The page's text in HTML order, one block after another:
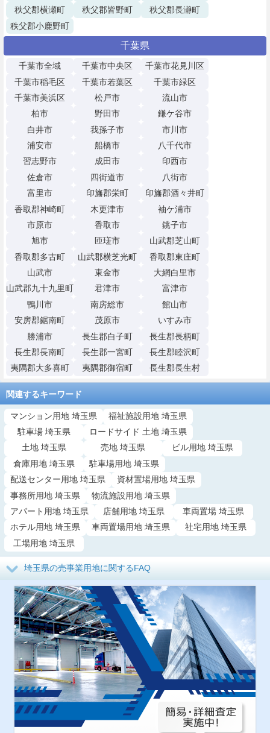
秩父郡横瀬町
秩父郡皆野町
秩父郡長瀞町
秩父郡小鹿野町
千葉県
千葉市全域 千葉市中央区
千葉市花見川区
千葉市稲毛区
千葉市若葉区
千葉市緑区
千葉市美浜区
松戸市
流山市
柏市
野田市
鎌ケ谷市
白井市
我孫子市
市川市
浦安市
船橋市
八千代市
習志野市
成田市
印西市
佐倉市
四街道市
八街市
富里市
印旛郡栄町
印旛郡酒々井町
香取郡神崎町
木更津市
袖ケ浦市
市原市
香取市
銚子市
旭市
匝瑳市
山武郡芝山町
香取郡多古町
山武郡横芝光町
香取郡東庄町
山武市
東金市
大網白里市
山武郡九十九里町
君津市
富津市
鴨川市
南房総市
館山市
安房郡鋸南町
茂原市
いすみ市
勝浦市
長生郡白子町
長生郡長柄町
長生郡長南町
長生郡一宮町
長生郡睦沢町
夷隅郡大多喜町
夷隅郡御宿町 長生郡長生村
関連するキーワード
マンション用地 埼玉県
福祉施設用地 埼玉県
駐車場 埼玉県
ロードサイド 土地 埼玉県
土地 埼玉県
売地 埼玉県
ビル用地 埼玉県
倉庫用地 埼玉県
駐車場用地 埼玉県
配送センター用地 埼玉県
資材置場用地 埼玉県
事務所用地 埼玉県
物流施設用地 埼玉県
アパート用地 埼玉県
店舗用地 埼玉県
車両置場 埼玉県
ホテル用地 埼玉県
車両置場用地 埼玉県
社宅用地 埼玉県
工場用地 埼玉県
埼玉県の売事業用地に関するFAQ